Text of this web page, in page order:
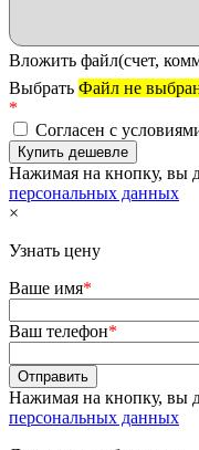
Вложить файл(счет,
Выбрать Файл не
*
Согласен с
Нажимая на кнопку, вы
персональных данных
×
Узнать цену
Ваше имя*
Ваш телефон*
Нажимая на кнопку, вы
персональных данных